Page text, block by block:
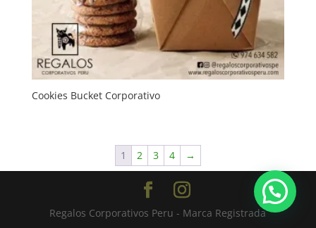
Cookies Bucket Corporativo
1 2 3 4 →
Regalos Corporativos Peru - Marca Registrada